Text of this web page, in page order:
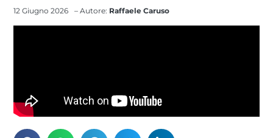
12 Giugno 2026
– Autore: Raffaele Caruso